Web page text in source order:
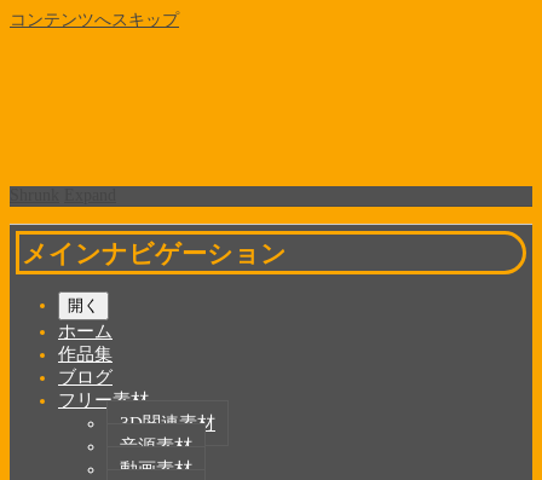
コンテンツへスキップ
メインナビゲーション
開く
ホーム
作品集
ブログ
フリー素材
3D関連素材
音源素材
動画素材